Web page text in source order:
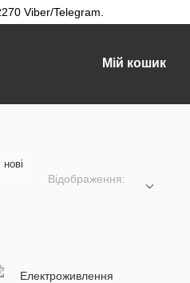
Viber/Telegram.
Мій кошик
Відображення:
Електроживлення